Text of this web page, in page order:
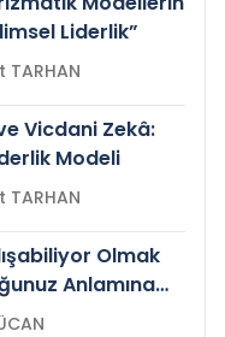
Liderlik”
Prof.Dr. Nevzat TARHAN
Vicdani Zekâ:
Modeli
Prof.Dr. Nevzat TARHAN
Olmak
Anlamına